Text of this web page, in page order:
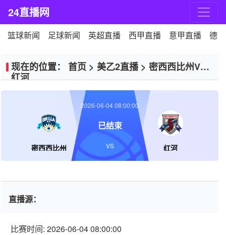
24直播网
篮球新闻 足球新闻 英超直播 西甲直播 意甲直播 德
现在的位置： 首页 > 美乙2直播> 密西西比州VS
红河
密西西比州 红河
2026-06-04 08:00:00
已结束
VS
直播源：
比赛时间: 2026-06-04 08:00:00